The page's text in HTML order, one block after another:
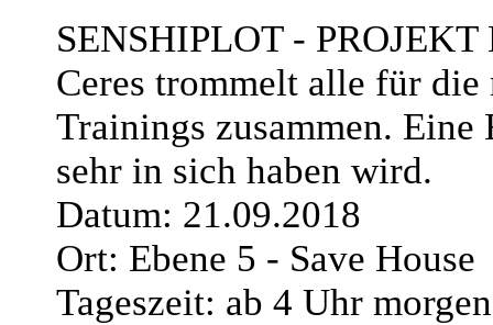
SENSHIPLOT -
Ceres trommelt alle für die
Trainings zusammen. Eine
sehr in sich haben wird.
Datum: 21.09.2018
Ort: Ebene 5 - Save House
Tageszeit: ab 4 Uhr